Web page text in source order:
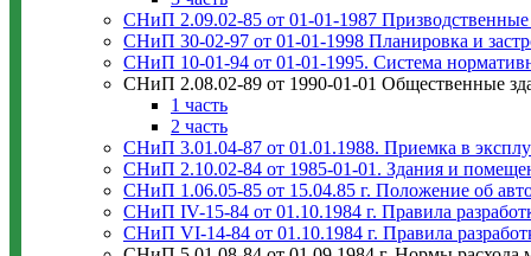
СНиП 2.09.02-85 от 01-01-1987
СНиП 30-02-97 от 01-01-1998 Планировка и
СНиП 10-01-94 от 01-01-1995. Система
СНиП 2.08.02-89 от 1990-01-01 Общественные
1 часть
2 часть
СНиП 3.01.04-87 от 01.01.1988. Приемка в
СНиП 2.10.02-84 от 1985-01-01. Здания и
СНиП 1.06.05-85 от 15.04.85 г. Положение об
СНиП IV-15-84 от 01.10.1984 г. Правила
СНиП VI-14-84 от 01.10.1984 г. Правила